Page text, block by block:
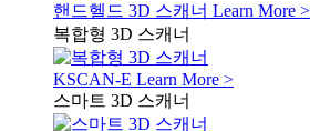
핸드헬드 3D 스캐너 Learn More >
복합형 3D 스캐너
KSCAN-E Learn More >
스마트 3D 스캐너